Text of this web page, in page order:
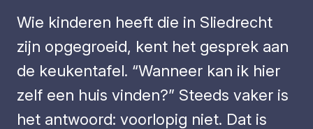
Wie kinderen heeft die in Sliedrecht
zijn opgegroeid, kent het gesprek aan
de keukentafel. “Wanneer kan ik hier
zelf een huis vinden?” Steeds vaker is
het antwoord: voorlopig niet. Dat is